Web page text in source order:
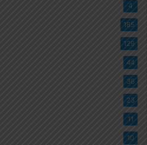
4
185
129
44
36
23
11
10